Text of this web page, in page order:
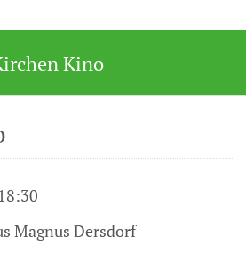
Kino
Magnus Dersdorf